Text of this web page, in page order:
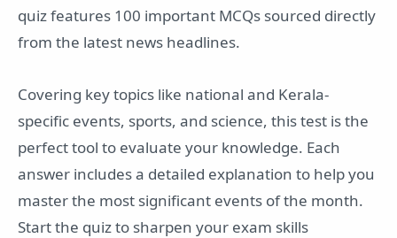
quiz features 100 important MCQs sourced directly
from the latest news headlines.
Covering key topics like national and Kerala-
specific events, sports, and science, this test is the
perfect tool to evaluate your knowledge. Each
answer includes a detailed explanation to help you
master the most significant events of the month.
Start the quiz to sharpen your exam skills